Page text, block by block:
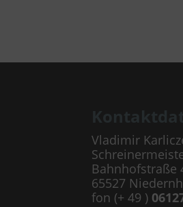
Vladimir
Bahnhofstraße
65527
fon (+ 49 )